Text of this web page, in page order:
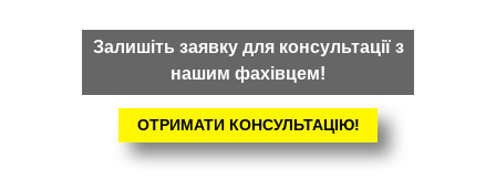
ОТРИМАТИ КОНСУЛЬТАЦІЮ!
Залишіть заявку для консультації з
нашим фахівцем!